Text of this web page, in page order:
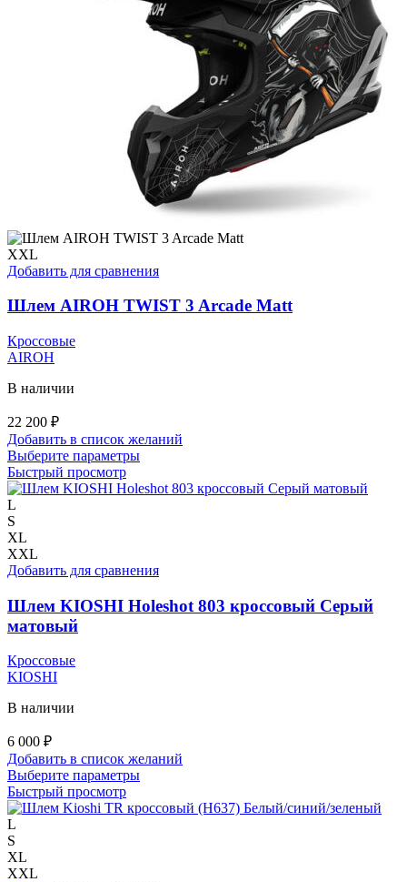
выбрать
на
странице
XXL
Добавить для сравнения
Шлем AIROH TWIST 3 Arcade Matt
Кроссовые
AIROH
В наличии
22 200 ₽
Добавить в список желаний
Выберите параметрыЭтот
имеет
выбрать
странице
товара.
Быстрый просмотр
L
S
XL
XXL
Добавить для сравнения
Шлем KIOSHI Holeshot 803 кроссовый Серый
матовый
Кроссовые
KIOSHI
В наличии
6 000 ₽
Добавить в список желаний
Выберите параметрыЭтот
имеет
Быстрый просмотр
L
S
XL
XXL